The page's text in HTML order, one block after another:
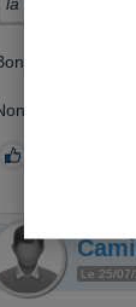
nous
Le 25/